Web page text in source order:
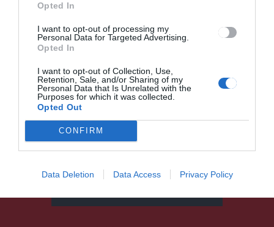
Opted In
I want to opt-out of processing my
Personal Data for Targeted Advertising.
Opted In
I want to opt-out of Collection, Use,
Retention, Sale, and/or Sharing of my
Personal Data that Is Unrelated with the
Purposes for which it was collected.
Opted Out
CONFIRM
Data Deletion Data Access Privacy Policy
Fokozott körültekintésre inti a
Rendőr-főkapitányság
Keresés
Keresés: